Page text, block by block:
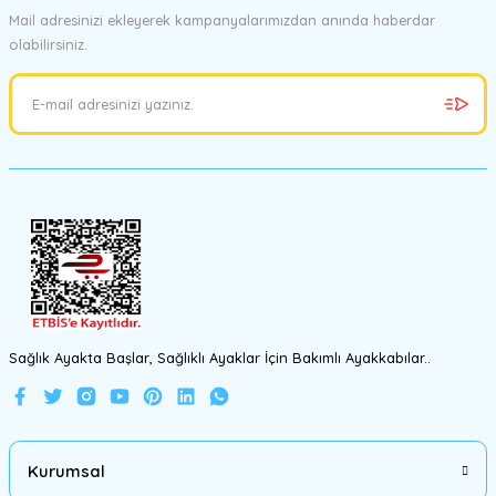
Ürün resmi kalitesiz, bozuk veya görüntülenemiyor.
Ürün bilgilerinde hatalar bulunuyor.
Mail adresinizi ekleyerek kampanyalarımızdan anında haberdar
olabilirsiniz.
Sağlık Ayakta Başlar, Sağlıklı Ayaklar İçin Bakımlı Ayakkabılar..
Kurumsal